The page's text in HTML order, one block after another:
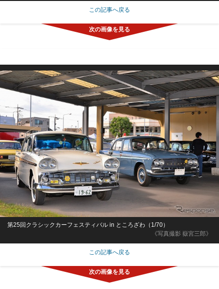
この記事へ戻る
《写真撮影 嶽宮三郎》
第25回クラシックカーフェスティバル in ところざわ（1/70）
この記事へ戻る